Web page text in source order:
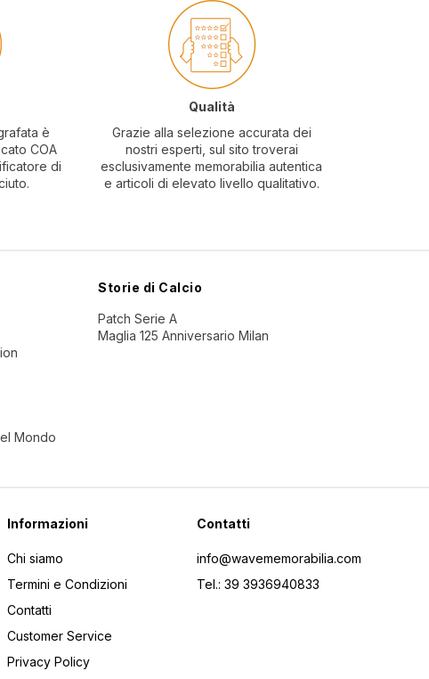
è
COA
di
Qualità
Grazie alla selezione accurata dei
nostri esperti, sul sito troverai
esclusivamente memorabilia autentica
e articoli di elevato livello qualitativo.
Mondo
Storie di Calcio
Patch Serie A
Maglia 125 Anniversario Milan
Informazioni
Chi siamo
Termini e Condizioni
Contatti
Customer Service
Privacy Policy
Contatti
info@wavememorabilia.com
Tel.: 39 3936940833